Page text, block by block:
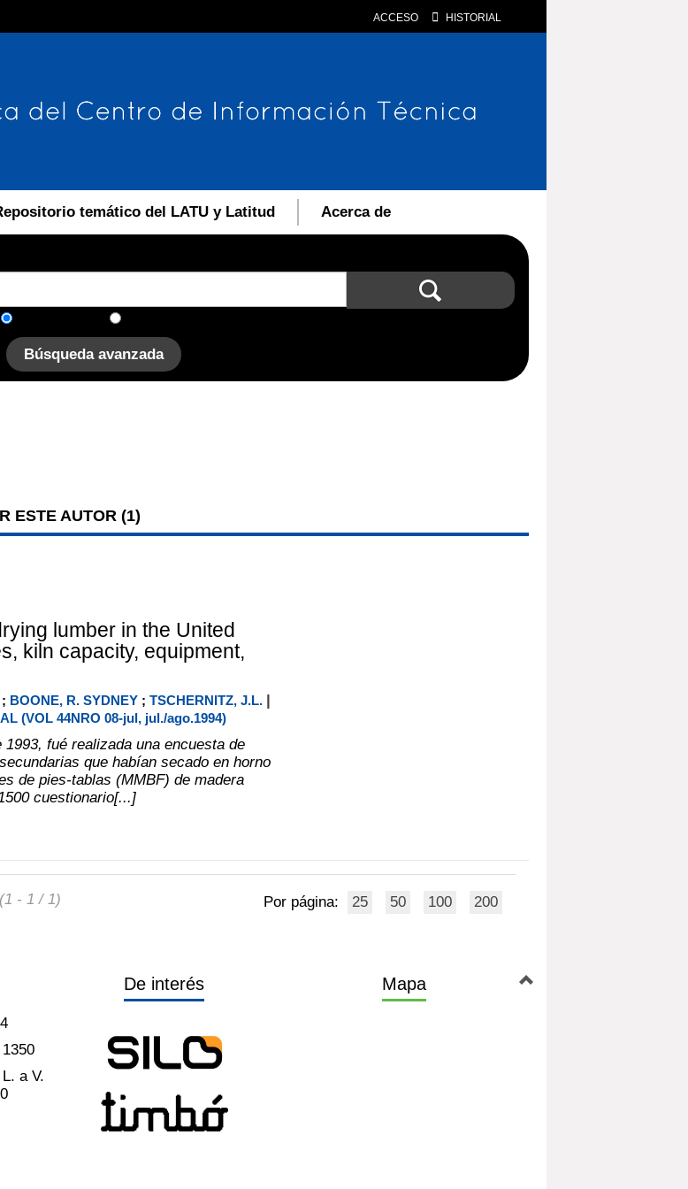
ACCESO HISTORIAL
temático del LATU y Latitud Acerca de
Búsqueda avanzada
ESTE AUTOR (1)
lumber in the United
kiln capacity, equipment,
BOONE, R. SYDNEY; TSCHERNITZ, J.L. |
(VOL 44NRO 08-jul, jul./ago.1994)
fué realizada una encuesta de
que habían secado en horno
de pies-tablas (MMBF) de madera
cuestionario[...]
(1 - 1 / 1) Por página: 25 50 100 200
a V.
De interés Mapa